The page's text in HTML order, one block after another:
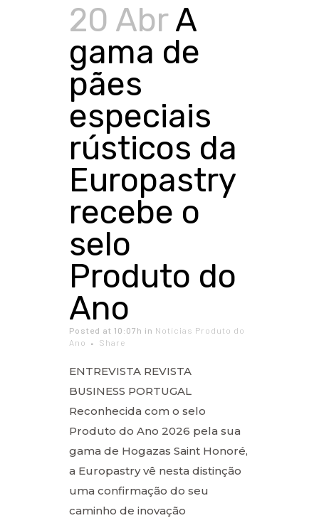
20 Abr A
gama de
pães
especiais
rústicos da
Europastry
recebe o
selo
Produto do
Ano
Posted at 10:07h in Notícias Produto do
Ano
Share
ENTREVISTA REVISTA
BUSINESS PORTUGAL​
Reconhecida com o selo
Produto do Ano 2026 pela sua
gama de Hogazas Saint Honoré,
a Europastry vê nesta distinção
uma confirmação do seu
caminho de inovação